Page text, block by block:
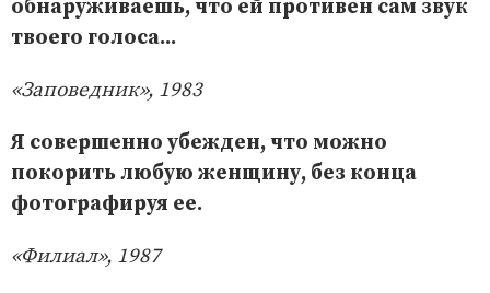
обнаруживаешь, что ей противен сам звук
твоего голоса...
«Заповедник», 1983
Я совершенно убежден, что можно
покорить любую женщину, без конца
фотографируя ее.
«Филиал», 1987